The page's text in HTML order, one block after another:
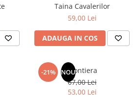
Taina Cavalerilor
59,00 Lei
ADAUGA IN COS
-21% NOU
Frontiera
67,00 Lei
53,00 Lei